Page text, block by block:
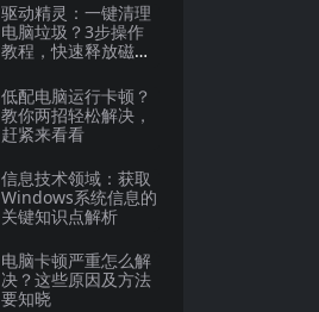
驱动精灵：一键清理
电脑垃圾？3步操作
教程，快速释放磁盘
低配电脑运行卡顿？
教你两招轻松解决，
赶紧来看看
信息技术领域：获取
Windows系统信息的
关键知识点解析
电脑卡顿严重怎么解
决？这些原因及方法
要知晓